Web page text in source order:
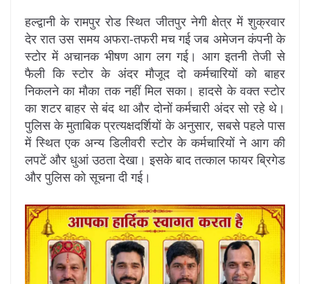
हल्द्वानी के रामपुर रोड स्थित जीतपुर नेगी क्षेत्र में शुक्रवार
देर रात उस समय अफरा-तफरी मच गई जब अमेजन कंपनी के
स्टोर में अचानक भीषण आग लग गई। आग इतनी तेजी से
फैली कि स्टोर के अंदर मौजूद दो कर्मचारियों को बाहर
निकलने का मौका तक नहीं मिल सका। हादसे के वक्त स्टोर
का शटर बाहर से बंद था और दोनों कर्मचारी अंदर सो रहे थे।
पुलिस के मुताबिक प्रत्यक्षदर्शियों के अनुसार, सबसे पहले पास
में स्थित एक अन्य डिलीवरी स्टोर के कर्मचारियों ने आग की
लपटें और धुआं उठता देखा। इसके बाद तत्काल फायर ब्रिगेड
और पुलिस को सूचना दी गई।